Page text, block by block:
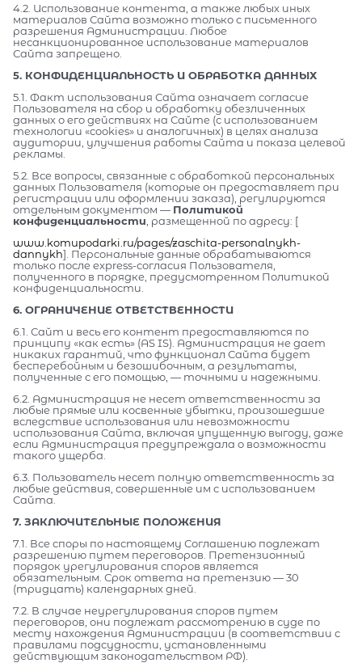
4.2. Использование контента, а также любых иных
материалов Сайта возможно только с письменного
разрешения Администрации. Любое
несанкционированное использование материалов
Сайта запрещено.
5. КОНФИДЕНЦИАЛЬНОСТЬ И ОБРАБОТКА ДАННЫХ
5.1. Факт использования Сайта означает согласие
Пользователя на сбор и обработку обезличенных
данных о его действиях на Сайте (с использованием
технологии «cookies» и аналогичных) в целях анализа
аудитории, улучшения работы Сайта и показа целевой
рекламы.
5.2. Все вопросы, связанные с обработкой персональных
данных Пользователя (которые он предоставляет при
регистрации или оформлении заказа), регулируются
отдельным документом — Политикой
конфиденциальности , размещенной по адресу: [
www.komupodarki.ru/pages/zaschita-personalnykh-
dannykh]. Персональные данные обрабатываются
только после express-согласия Пользователя,
полученного в порядке, предусмотренном Политикой
конфиденциальности.
6. ОГРАНИЧЕНИЕ ОТВЕТСТВЕННОСТИ
6.1. Сайт и весь его контент предоставляются по
принципу «как есть» (AS IS). Администрация не дает
никаких гарантий, что функционал Сайта будет
бесперебойным и безошибочным, а результаты,
полученные с его помощью, — точными и надежными.
6.2. Администрация не несет ответственности за
любые прямые или косвенные убытки, произошедшие
вследствие использования или невозможности
использования Сайта, включая упущенную выгоду, даже
если Администрация предупреждала о возможности
такого ущерба.
6.3. Пользователь несет полную ответственность за
любые действия, совершенные им с использованием
Сайта.
7. ЗАКЛЮЧИТЕЛЬНЫЕ ПОЛОЖЕНИЯ
7.1. Все споры по настоящему Соглашению подлежат
разрешению путем переговоров. Претензионный
порядок урегулирования споров является
обязательным. Срок ответа на претензию — 30
(тридцать) календарных дней.
7.2. В случае неурегулирования споров путем
переговоров, они подлежат рассмотрению в суде по
месту нахождения Администрации (в соответствии с
правилами подсудности, установленными
действующим законодательством РФ).